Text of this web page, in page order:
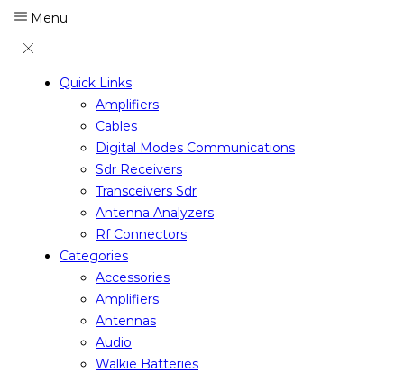
Menu
Quick Links
Amplifiers
Cables
Digital Modes Communications
Sdr Receivers
Transceivers Sdr
Antenna Analyzers
Rf Connectors
Categories
Accessories
Amplifiers
Antennas
Audio
Walkie Batteries